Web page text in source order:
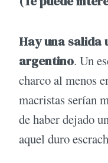
Hay una salida
argentino. Un
charco al menos
macristas serían
de haber dejado
aquel duro